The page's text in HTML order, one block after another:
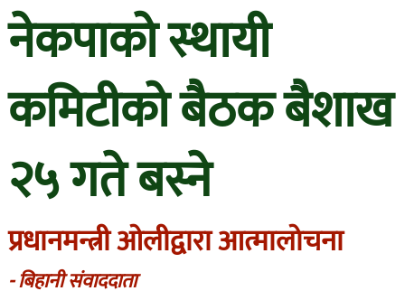
नेकपाको स्थायी
कमिटीको बैठक बैशाख
२५ गते बस्ने
प्रधानमन्त्री ओलीद्वारा आत्मालोचना
- बिहानी संवाददाता